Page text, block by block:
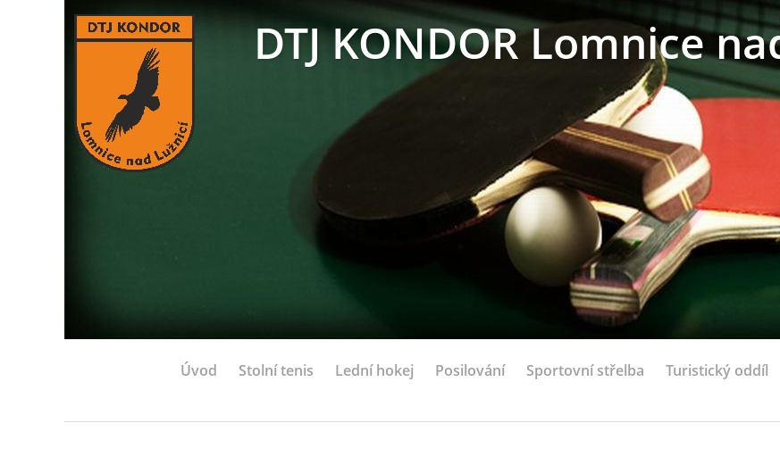
DTJ KONDOR Lomnice
Úvod Stolní tenis Lední hokej Posilování Sportovní střelba Turistický oddíl